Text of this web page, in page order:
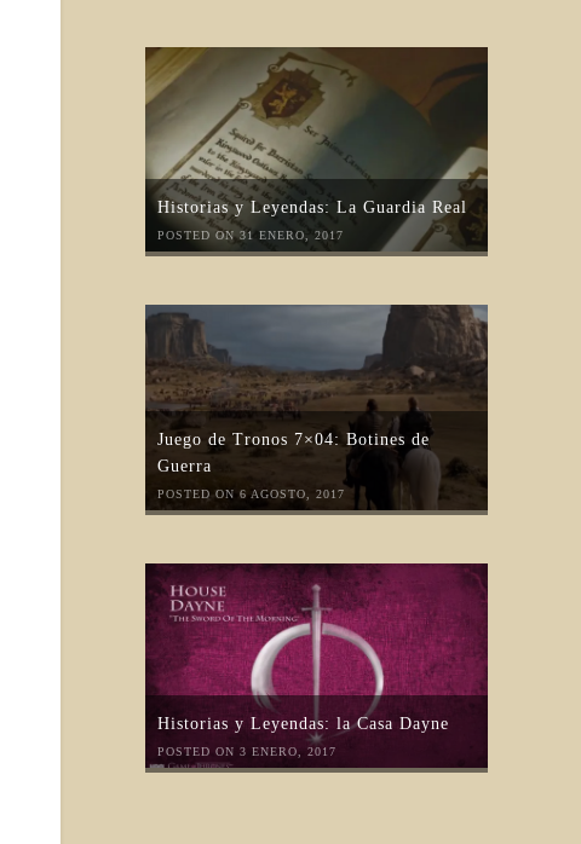
Historias y Leyendas: La Guardia Real
POSTED ON 31 ENERO, 2017
Juego de Tronos 7×04: Botines de
Guerra
POSTED ON 6 AGOSTO, 2017
Historias y Leyendas: la Casa Dayne
POSTED ON 3 ENERO, 2017